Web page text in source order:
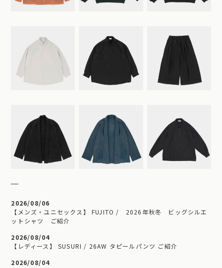
2026/08/06
【メンズ・ユニセックス】 FUJITO / 2026年秋冬 ビッグシルエ
ットシャツ ご紹介
2026/08/04
【レディース】 SUSURI / 26AW タピールパンツ ご紹介
2026/08/04